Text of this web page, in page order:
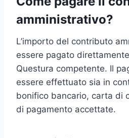
amministrativo?
L’importo del contributo
essere pagato
Questura competente. Il
essere effettuato sia in
bonifico bancario, carta di
di pagamento accettate.